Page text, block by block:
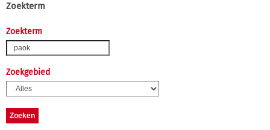
Zoekterm
Zoekterm
Zoekgebied